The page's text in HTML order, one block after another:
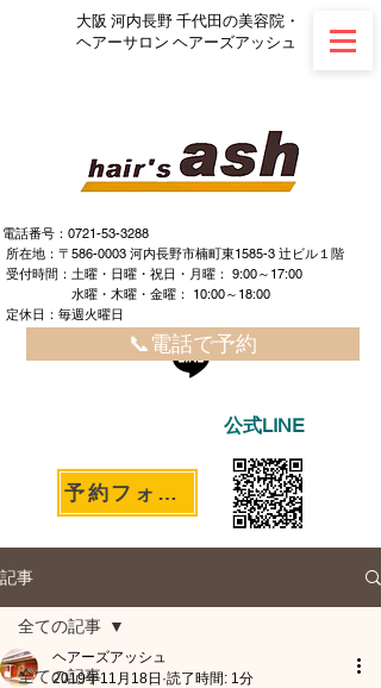
大阪 河内長野 千代田の美容院・
ヘアーサロン ヘアーズアッシュ
電話番号：0721-53-3288
所在地：〒586-0003 河内長野市楠町東1585-3 辻ビル１階
​ ​受付時間：土曜・日曜・祝日・月曜： 9:00～17:00
水曜・木曜・金曜： 10:00～18:00
定休日：毎週火曜日
📞電話で予約
公式LINE
予約フォームへ
記事
全ての記事
全ての記事
ヘアーズアッシュ
2019年11月18日 読了時間: 1分